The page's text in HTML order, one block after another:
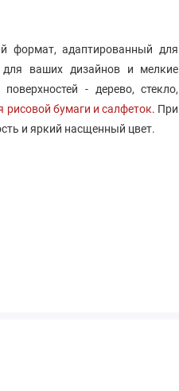
формат, адаптированный для
для ваших дизайнов и мелкие
- дерево, стекло,
рисовой бумаги и салфеток. При
и яркий насщенный цвет.